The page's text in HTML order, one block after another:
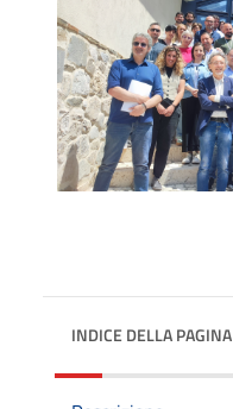
INDICE DELLA PAGINA